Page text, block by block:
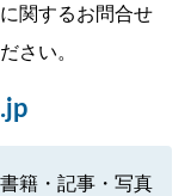
関するお問合せ
さい。
籍・記事・写真